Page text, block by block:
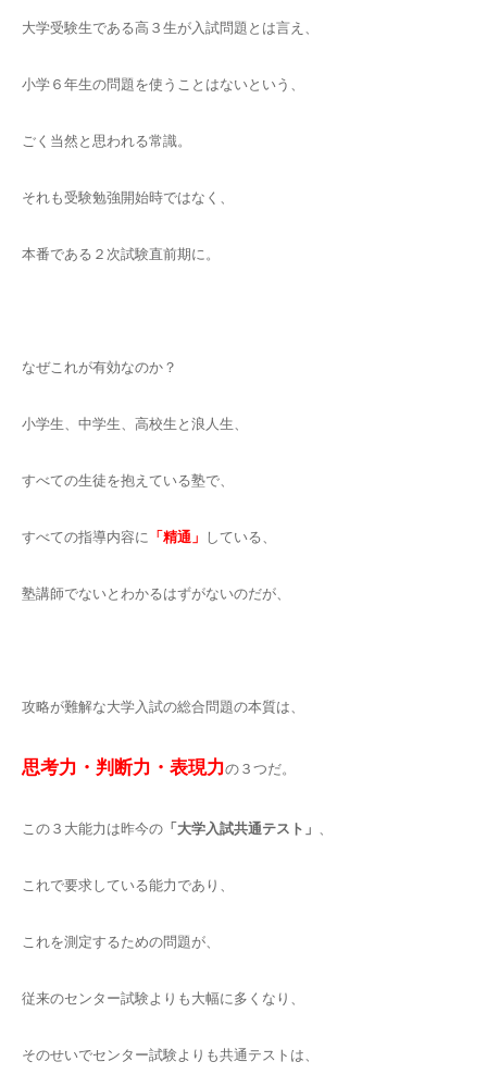
大学受験生である高３生が入試問題とは言え、
小学６年生の問題を使うことはないという、
ごく当然と思われる常識。
それも受験勉強開始時ではなく、
本番である２次試験直前期に。
なぜこれが有効なのか？
小学生、中学生、高校生と浪人生、
すべての生徒を抱えている塾で、
すべての指導内容に 「精通」 している、
塾講師でないとわかるはずがないのだが、
攻略が難解な大学入試の総合問題の本質は、
思考力・判断力・表現力の３つだ。
この３大能力は昨今の 「大学入試共通テスト」
これで要求している能力であり、
これを測定するための問題が、
従来のセンター試験よりも大幅に多くなり、
そのせいでセンター試験よりも共通テストは、